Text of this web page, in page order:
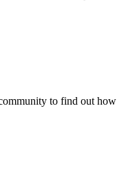
to find out how